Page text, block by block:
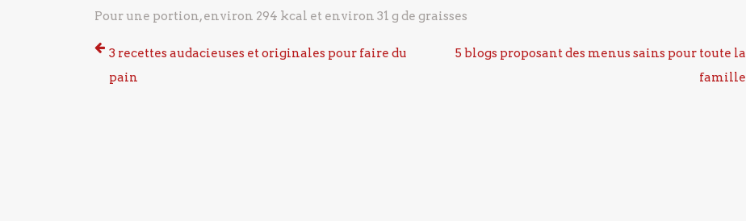
Pour une portion, environ 294 kcal et environ 31 g de graisses
3 recettes audacieuses et originales pour faire du
pain
5 blogs proposant des menus sains pour toute la
famille